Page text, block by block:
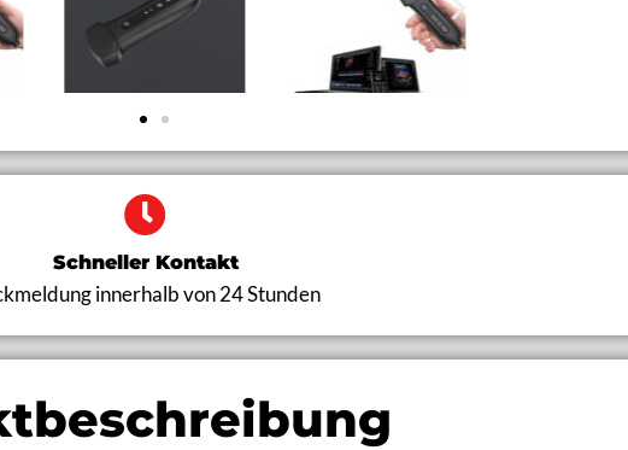
Schneller Kontakt
innerhalb von 24 Stunden